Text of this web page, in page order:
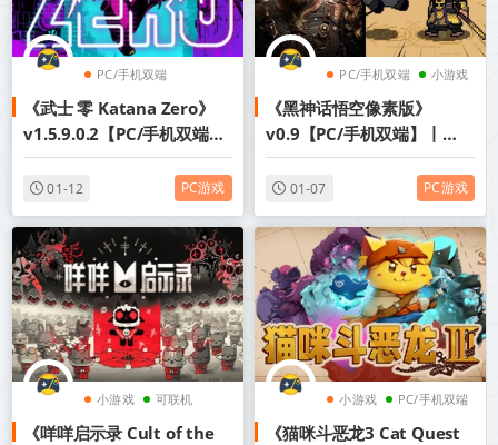
PC/手机双端
像素图形 动作
《武士 零 Katana Zero》
v1.5.9.0.2【PC/手机双端】
丨中文版网盘下载
01-12 PC游戏
PC/手机双端 小游戏
像素图形
《黑神话悟空像素版》
v0.9【PC/手机双端】丨中
文版网盘下载
01-07 PC游戏
小游戏 可联机
PC/手机双端
《咩咩启示录 Cult of the
小游戏 PC/手机双端
动作
《猫咪斗恶龙3 Cat Quest